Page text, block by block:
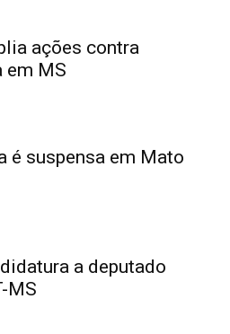
ações contra
em MS
é suspensa em Mato
a deputado
MS